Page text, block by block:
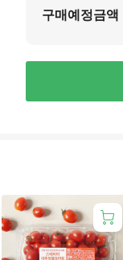
구매예정금액